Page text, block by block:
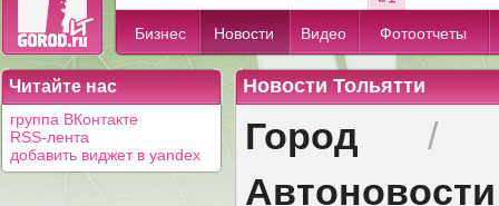
Бизнес Новости Видео Фотоотчеты
Читайте нас
группа ВКонтакте
RSS-лента
добавить виджет в yandex
Новости Тольятти
Город
Автоновости